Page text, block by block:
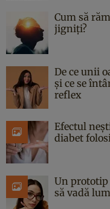
Cum să
jigniți?
De ce unii
și ce se
reflex
Efectul
diabet
Un prototip
să vadă